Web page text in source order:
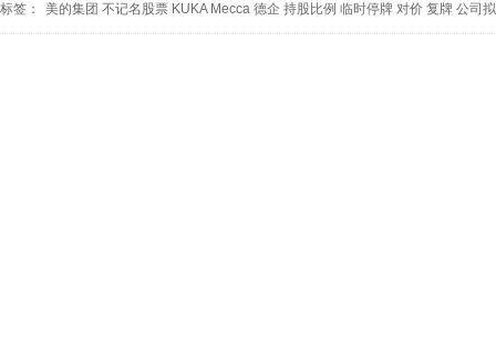
标签： 美的集团 不记名股票 KUKA Mecca 德企 持股比例 临时停牌 对价 复牌 公司拟